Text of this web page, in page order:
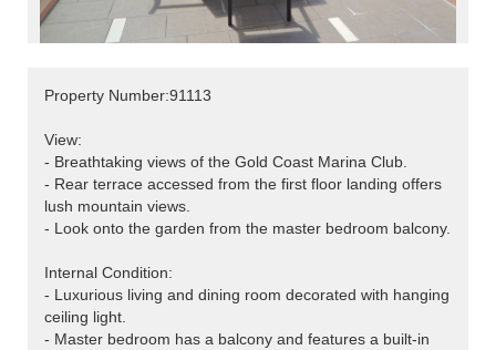
Property Number:91113
View:
- Breathtaking views of the Gold Coast Marina Club.
- Rear terrace accessed from the first floor landing offers
lush mountain views.
- Look onto the garden from the master bedroom balcony.
Internal Condition:
- Luxurious living and dining room decorated with hanging
ceiling light.
- Master bedroom has a balcony and features a built-in